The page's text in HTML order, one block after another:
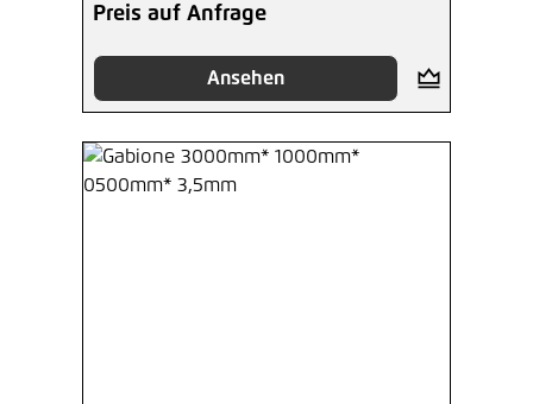
Preis auf Anfrage
Ansehen